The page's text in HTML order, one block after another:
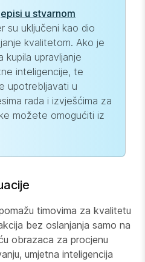
u stvarnom
su uključeni kao dio
kvalitetom. Ako je
kupila upravljanje
inteligencije, te
upotrebljavati u
rada i izvješćima za
možete omogućiti iz
timovima za kvalitetu
bez oslanjanja samo na
obrazaca za procjenu
umjetna inteligencija